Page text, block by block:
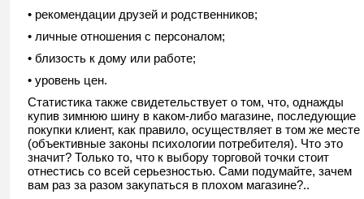
• рекомендации друзей и родственников;
• личные отношения с персоналом;
• близость к дому или работе;
• уровень цен.
Статистика также свидетельствует о том, что, однажды
купив зимнюю шину в каком-либо магазине, последующие
покупки клиент, как правило, осуществляет в том же месте
(объективные законы психологии потребителя). Что это
значит? Только то, что к выбору торговой точки стоит
отнестись со всей серьезностью. Сами подумайте, зачем
вам раз за разом закупаться в плохом магазине?..